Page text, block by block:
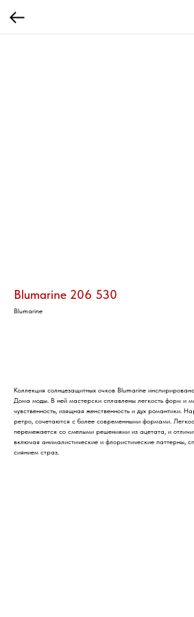
Blumarine 206 530
Blumarine
Коллекция солнцезащитных очков Blumarine
Дома моды. В ней мастерски сплавлены легкость форм и
чувственность, изящная женственность и дух романтики.
ретро, сочетаются с более современными формами.
перемежается со смелыми решениями из ацетата, и
включая анималистические и флористические паттерны,
сиянием страз.